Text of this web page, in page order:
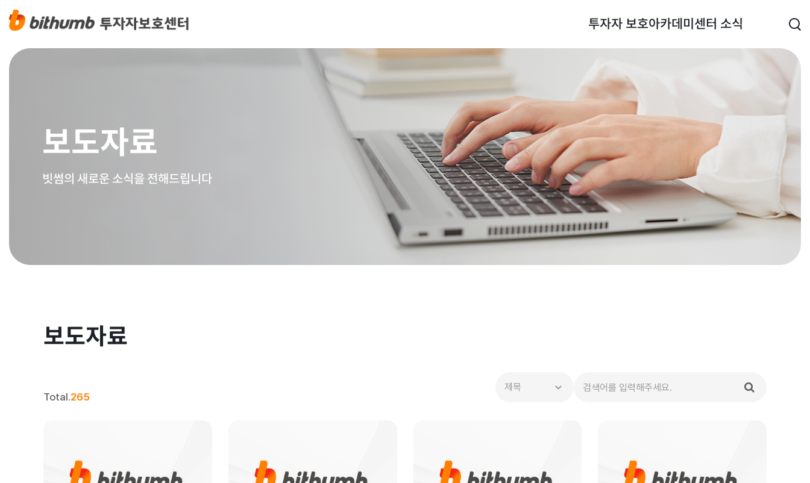
투자자 보호아카데미 센터 소식
보도자료
빗썸의 새로운 소식을 전해드립니다
보도자료
Total.265